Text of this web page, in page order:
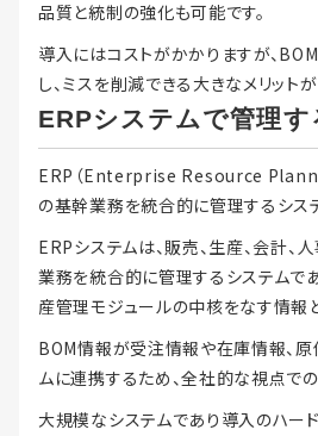
品質と統制の強化も可能です。
導入にはコストがかかりますが、
し、ミスを削減できる大きなメリットが
ERPシステムで管理す
ERP（Enterprise Resource
の基幹業務を統合的に管理するシス
ERPシステムは、販売、生産、会計、
業務を統合的に管理するシステムで
産管理モジュールの中核をなす情報
BOM情報が受注情報や在庫情報、原
ムに連携するため、全社的な視点で
大規模なシステムであり導入のハー